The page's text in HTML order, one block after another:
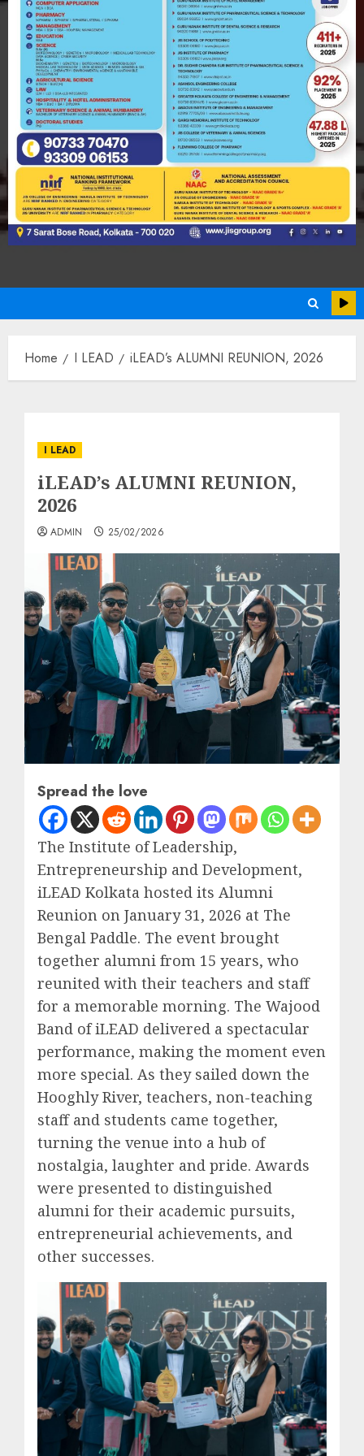
Home I LEAD iLEAD’s ALUMNI REUNION, 2026
I LEAD
iLEAD’s ALUMNI REUNION,
2026
ADMIN 25/02/2026
Spread the love
The Institute of Leadership,
Entrepreneurship and Development,
iLEAD Kolkata hosted its Alumni
Reunion on January 31, 2026 at The
Bengal Paddle. The event brought
together alumni from 15 years, who
reunited with their teachers and staff
for a memorable morning. The Wajood
Band of iLEAD delivered a spectacular
performance, making the moment even
more special. As they sailed down the
Hooghly River, teachers, non-teaching
staff and students came together,
turning the venue into a hub of
nostalgia, laughter and pride. Awards
were presented to distinguished
alumni for their academic pursuits,
entrepreneurial achievements, and
other successes.